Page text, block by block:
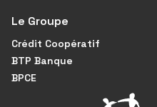
Le Groupe
Crédit Coopératif
BTP Banque
BPCE